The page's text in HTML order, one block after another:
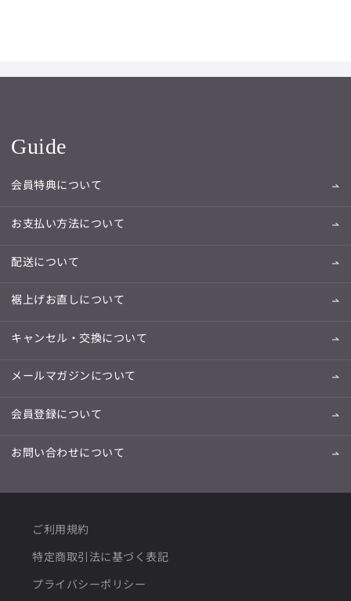
Guide
会員特典について
お支払い方法について
配送について
裾上げお直しについて
キャンセル・交換について
メールマガジンについて
会員登録について
お問い合わせについて
ご利用規約
特定商取引法に基づく表記
プライバシーポリシー